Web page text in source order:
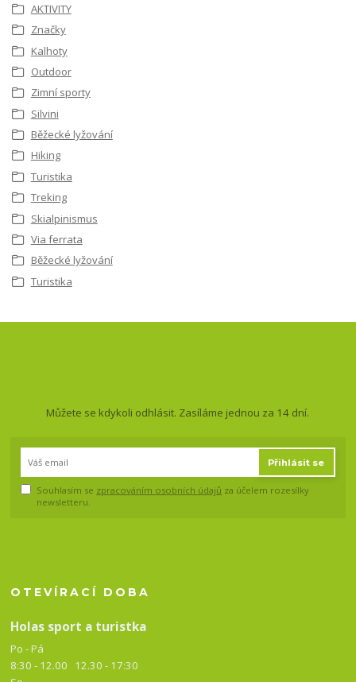
AKTIVITY
Značky
Kalhoty
Outdoor
Zimní sporty
Silvini
Běžecké lyžování
Hiking
Turistika
Treking
Skialpinismus
Via ferrata
Běžecké lyžování
Turistika
Můžete se kdykoli odhlásit. Zasíláme jednou za 14 dní.
Přihlásit se
Souhlasím se zpracováním osobních údajů za účelem rozesílky
newsletteru.
OTEVÍRACÍ DOBA
Holas sport a turistka
Po - Pá
8:30 - 12.00 12.30 - 17:30